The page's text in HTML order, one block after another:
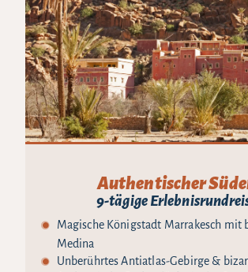
Authentischer
9-tägige
Magische Königstadt Marrakesch mit
Medina
Unberührtes Antiatlas-Gebirge &